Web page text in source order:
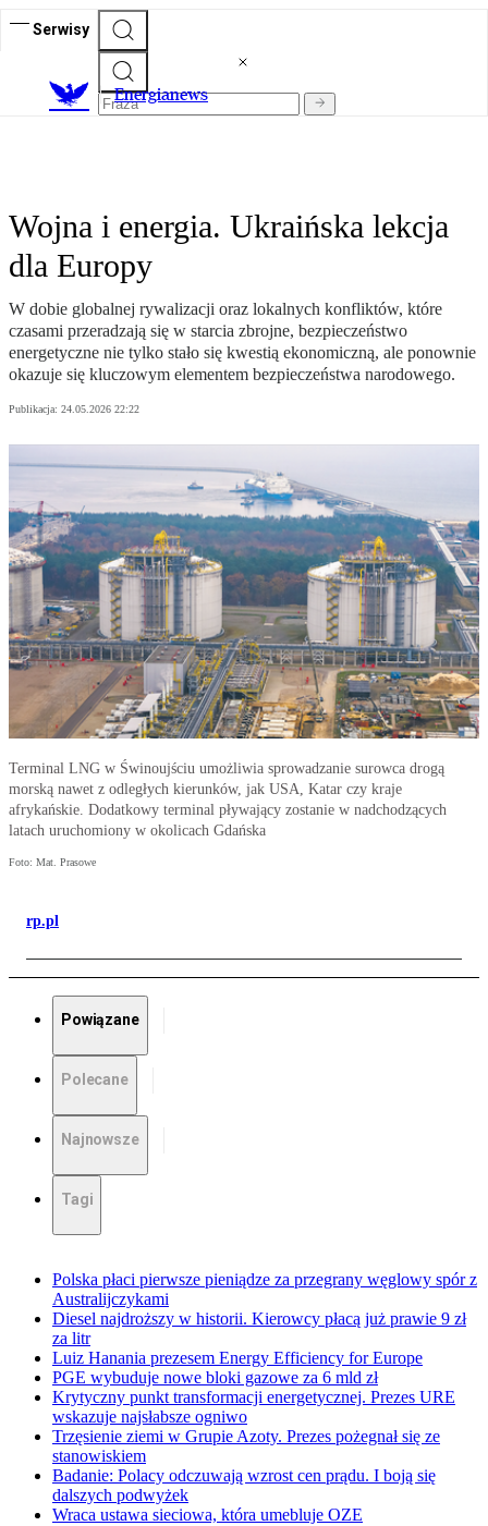
Serwisy
Energianews
Wojna i energia. Ukraińska lekcja
dla Europy
W dobie globalnej rywalizacji oraz lokalnych konfliktów, które
czasami przeradzają się w starcia zbrojne, bezpieczeństwo
energetyczne nie tylko stało się kwestią ekonomiczną, ale ponownie
okazuje się kluczowym elementem bezpieczeństwa narodowego.
Publikacja: 24.05.2026 22:22
Terminal LNG w Świnoujściu umożliwia sprowadzanie surowca drogą
morską nawet z odległych kierunków, jak USA, Katar czy kraje
afrykańskie. Dodatkowy terminal pływający zostanie w nadchodzących
latach uruchomiony w okolicach Gdańska
Foto: Mat. Prasowe
rp.pl
Powiązane
Polecane
Najnowsze
Tagi
Polska płaci pierwsze pieniądze za przegrany węglowy spór z
Australijczykami
Diesel najdroższy w historii. Kierowcy płacą już prawie 9 zł
za litr
Luiz Hanania prezesem Energy Efficiency for Europe
PGE wybuduje nowe bloki gazowe za 6 mld zł
Krytyczny punkt transformacji energetycznej. Prezes URE
wskazuje najsłabsze ogniwo
Trzęsienie ziemi w Grupie Azoty. Prezes pożegnał się ze
stanowiskiem
Badanie: Polacy odczuwają wzrost cen prądu. I boją się
dalszych podwyżek
Wraca ustawa sieciowa, która umebluje OZE